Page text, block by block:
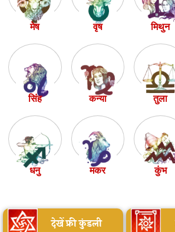
मेष वृष मिथुन
सिंह कन्या तुला
धनु मकर कुंभ
देखें फ्री कुंडली